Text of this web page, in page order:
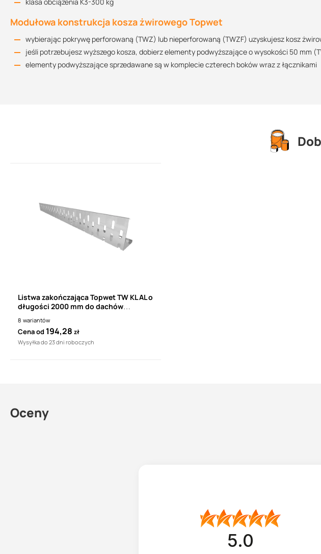
Modułowa konstrukcja kosza żwirowego Topwet
wybierając pokrywę perforowaną (TWZ) lub nieperforowaną (TWZF) uzyskujesz kosz
jeśli potrzebujesz wyższego kosza, dobierz elementy podwyższające o wysokości 50 mm
elementy podwyższające sprzedawane są w komplecie czterech boków wraz z łącznikami
Listwa zakończająca Topwet TW KL AL o
długości 2000 mm do dachów
balastowych i tarasów
8 wariantów
Cena od 194,28 zł
Wysyłka do 23 dni roboczych
Oceny
5.0